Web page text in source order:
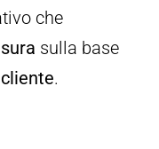
che
sulla base
.